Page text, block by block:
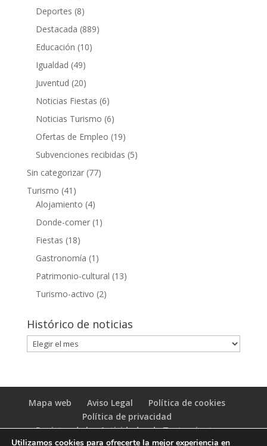
Deportes (8)
Destacada (889)
Educación (10)
Igualdad (49)
Juventud (20)
Noticias Fiestas (6)
Noticias Turismo (6)
Ofertas de Empleo (19)
Subvenciones recibidas (5)
Sin categorizar(77)
Turismo (41)
Alojamiento (4)
Donde-comer(1)
Fiestas (18)
Gastronomía (1)
Patrimonio-cultural (13)
Turismo-activo (2)
Histórico de noticias
Histórico
de
Mapa web Aviso Legal
Política de cookies
Política de privacidad
Registro de las Actividades de Tratamiento
Utilizamos cookies para ofrecerte la mejor experiencia en